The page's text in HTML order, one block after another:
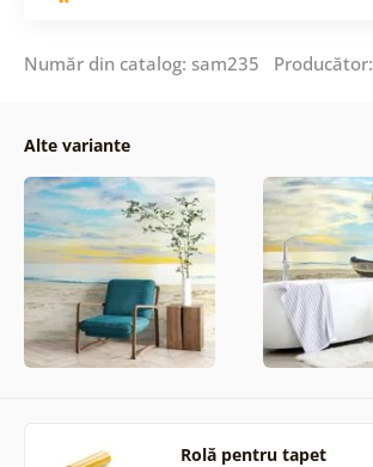
Număr din catalog: sam235 Producător:
Alte variante
Rolă pentru tapet